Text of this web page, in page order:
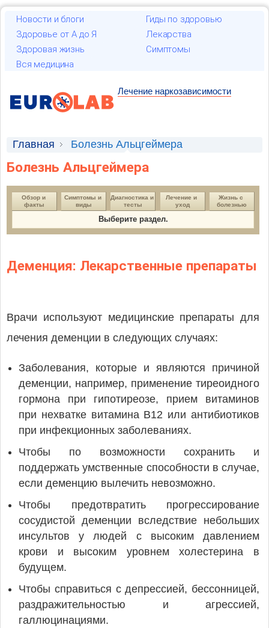
Новости и блоги
Гиды по здоровью
Здоровье от А до Я
Лекарства
Здоровая жизнь
Симптомы
Вся медицина
Лечение наркозависимости
Главная Болезнь Альцгеймера
Болезнь Альцгеймера
Обзор и
факты
Симптомы и
виды
Диагностика и
тесты
Лечение и
уход
Жизнь с
болезнью
Выберите раздел.
Деменция: Лекарственные препараты
Врачи используют медицинские препараты для
лечения деменции в следующих случаях:
Заболевания, которые и являются причиной
деменции, например, применение тиреоидного
гормона при гипотиреозе, прием витаминов
при нехватке витамина В12 или антибиотиков
при инфекционных заболеваниях.
Чтобы по возможности сохранить и
поддержать умственные способности в случае,
если деменцию вылечить невозможно.
Чтобы предотвратить прогрессирование
сосудистой деменции вследствие небольших
инсультов у людей с высоким давлением
крови и высоким уровнем холестерина в
будущем.
Чтобы справиться с депрессией, бессонницей,
раздражительностью и агрессией,
галлюцинациями.